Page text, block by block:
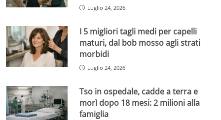
Luglio 24, 2026
I 5 migliori tagli medi per capelli
maturi, dal bob mosso agli strati
morbidi
Luglio 24, 2026
Tso in ospedale, cadde a terra e
morì dopo 18 mesi: 2 milioni alla
famiglia